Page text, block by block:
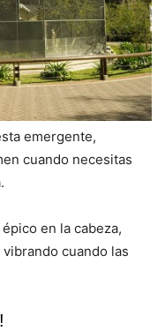
emergente,
cuando necesitas
en la cabeza,
cuando las